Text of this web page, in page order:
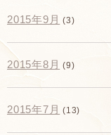
2015年9月 (3)
2015年8月 (9)
2015年7月 (13)